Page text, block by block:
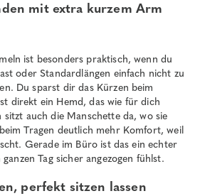
mit extra kurzem Arm
ist besonders praktisch, wenn du
oder Standardlängen einfach nicht zu
Du sparst dir das Kürzen beim
direkt ein Hemd, das wie für dich
auch die Manschette da, wo sie
Tragen deutlich mehr Komfort, weil
Gerade im Büro ist das ein echter
Tag sicher angezogen fühlst.
perfekt sitzen lassen